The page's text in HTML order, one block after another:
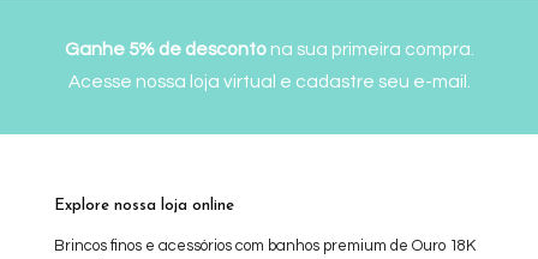
Ganhe 5% de descontona sua primeira compra.
Acesse nossa loja virtual e cadastre seu e-mail.
Explore nossa loja online
Brincos finos e acessórios com banhos premium de Ouro 18K